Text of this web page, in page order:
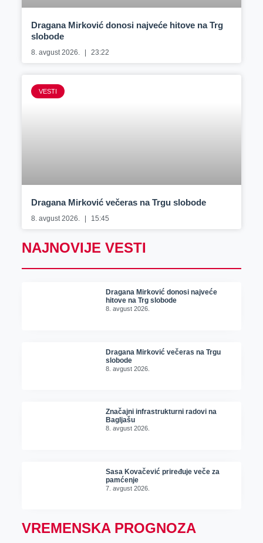
Dragana Mirković donosi najveće hitove na Trg
slobode
8. avgust 2026. 23:22
VESTI
Dragana Mirković večeras na Trgu slobode
8. avgust 2026. 15:45
NAJNOVIJE VESTI
Dragana Mirković donosi najveće
hitove na Trg slobode
8. avgust 2026.
Dragana Mirković večeras na Trgu
slobode
8. avgust 2026.
Značajni infrastrukturni radovi na
Bagljašu
8. avgust 2026.
Sasa Kovačević priređuje veče za
pamćenje
7. avgust 2026.
VREMENSKA PROGNOZA